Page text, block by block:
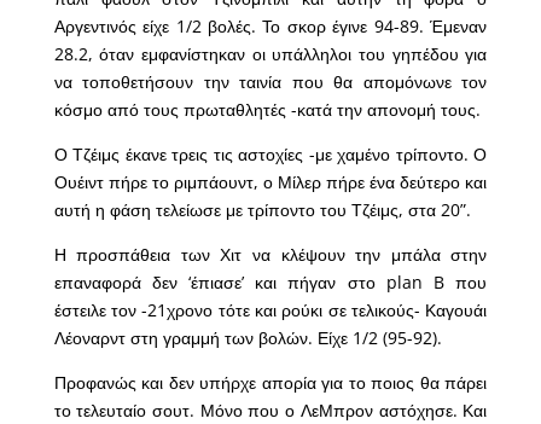
Αργεντινός είχε 1/2 βολές. Το σκορ έγινε 94-89. Έμεναν
28.2, όταν εμφανίστηκαν οι υπάλληλοι του γηπέδου για
να τοποθετήσουν την ταινία που θα απομόνωνε τον
κόσμο από τους πρωταθλητές -κατά την απονομή τους.
Ο Τζέιμς έκανε τρεις τις αστοχίες -με χαμένο τρίποντο. Ο
Ουέιντ πήρε το ριμπάουντ, ο Μίλερ πήρε ένα δεύτερο και
αυτή η φάση τελείωσε με τρίποντο του Τζέιμς, στα 20”.
Η προσπάθεια των Χιτ να κλέψουν την μπάλα στην
επαναφορά δεν ‘έπιασε’ και πήγαν στο plan B που
έστειλε τον -21χρονο τότε και ρούκι σε τελικούς- Καγουάι
Λέοναρντ στη γραμμή των βολών. Είχε 1/2 (95-92).
Προφανώς και δεν υπήρχε απορία για το ποιος θα πάρει
το τελευταίο σουτ. Μόνο που ο ΛεΜπρον αστόχησε. Και